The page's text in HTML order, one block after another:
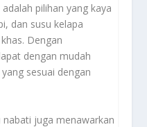
pilihan yang kaya
dan susu kelapa
Dengan
dengan mudah
sesuai dengan
nabati juga menawarkan